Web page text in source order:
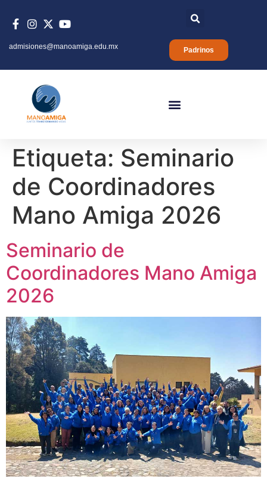
Padrinos
admisiones@manoamiga.edu.mx
Etiqueta: Seminario
de Coordinadores
Mano Amiga 2026
Seminario de
Coordinadores Mano Amiga
2026